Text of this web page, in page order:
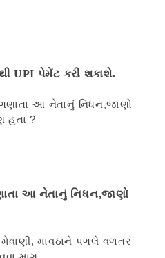
UPI પેમેંટ કરી શકાશે.
આ નેતાનું નિધન,જાણો